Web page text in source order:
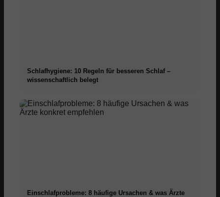
Schlafhygiene: 10 Regeln für besseren Schlaf –
wissenschaftlich belegt
Einschlafprobleme: 8 häufige Ursachen & was Ärzte